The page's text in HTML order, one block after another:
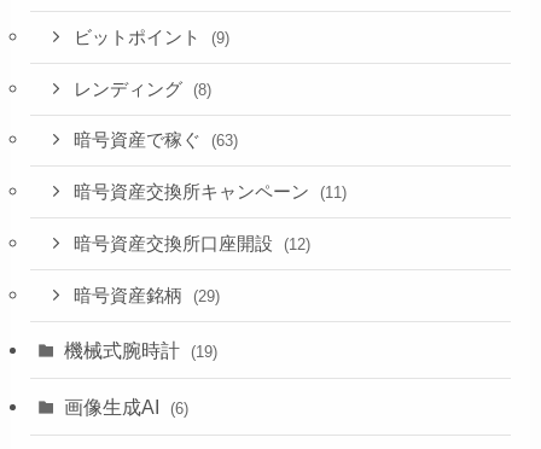
ビットポイント (9)
レンディング (8)
暗号資産で稼ぐ (63)
暗号資産交換所キャンペーン (11)
暗号資産交換所口座開設 (12)
暗号資産銘柄 (29)
機械式腕時計 (19)
画像生成AI (6)